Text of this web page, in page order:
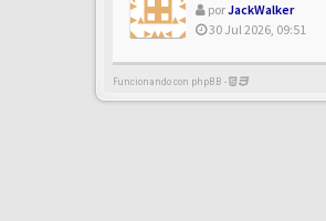
porJackWalker
30 Jul 2026, 09:51
Funcionando con phpBB -